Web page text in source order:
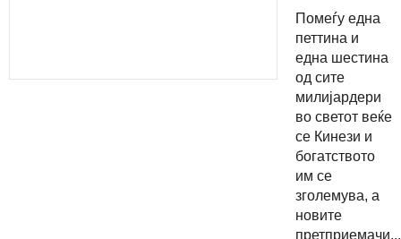
е Кинез,
Азија ја
долина
Помеѓу една
петтина и
една шестина
од сите
милијардери
во светот веќе
се Кинези и
богатството
им се
зголемува, а
новите
претприемачи...